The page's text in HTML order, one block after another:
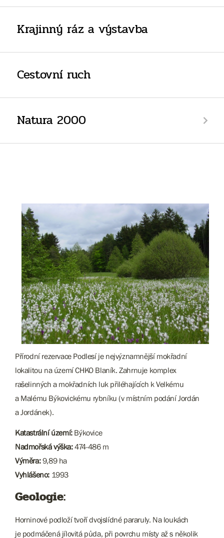
Krajinný ráz a výstavba
Cestovní ruch
Natura 2000
Přírodní rezervace Podlesí je nejvýznamnější mokřadní
lokalitou na území CHKO Blaník. Zahrnuje komplex
rašelinných a mokřadních luk přiléhajících k Velkému
a Malému Býkovickému rybníku (v místním podání Jordán
a Jordánek).
Katastrální území: Býkovice
Nadmořská výška:474-486 m
Výměra:9,89 ha
Vyhlášeno: 1993
Geologie:
Horninové podloží tvoří dvojslídné pararuly. Na loukách
je podmáčená jílovitá půda, při povrchu místy až s několik